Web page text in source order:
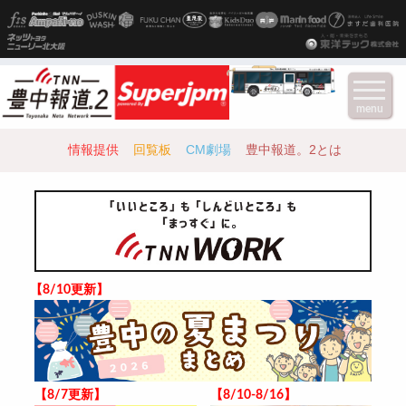
情報提供 回覧板 CM劇場 豊中報道。2とは
【8/10更新】
【8/7更新】 【8/10-8/16】
menu